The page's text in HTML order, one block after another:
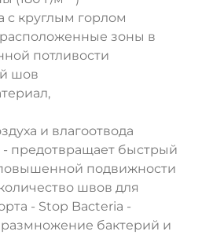
с круглым горлом
зоны в
потливости
шов
и влагоотвода
- предотвращает быстрый
подвижности
швов для
- Stop Bacteria -
бактерий и
ДА